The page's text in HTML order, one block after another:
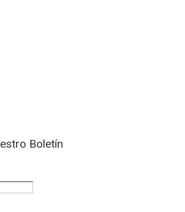
Boletín